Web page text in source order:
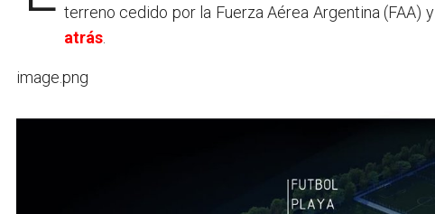
terreno cedido por la Fuerza Aérea Argentina (FAA) y
atrás
image.png